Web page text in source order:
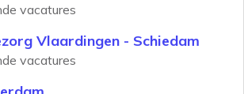
vacatures
Vlaardingen - Schiedam
vacatures